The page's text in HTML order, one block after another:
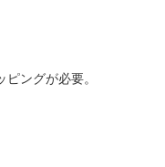
ングが必要。